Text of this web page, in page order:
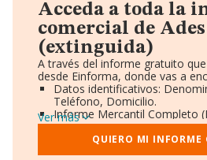
Acceda a toda la
comercial de
(extinguida)
A través del informe gratuito
desde Einforma, donde vas a
Datos identificativos:
Teléfono, Domicilio.
Informe Mercantil Completo
Gráficos de Evolución Ventas
Consejo de Administración y
Directivos y Ejecutivos.
Ver más
QUIERO MI INFORME